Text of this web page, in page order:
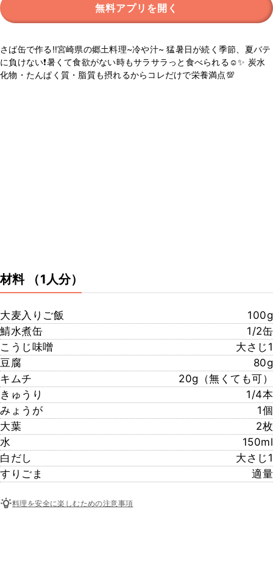
無料アプリを開く
さば缶で作る‼︎宮崎県の郷土料理~冷や汁~ 猛暑日が続く季節、夏バテ
に負けない❗️暑くて食欲がない時もサラサラっと食べられる☺️✨ 炭水
化物・たんぱく質・脂質も摂れるからコレだけで栄養満点💯
材料 （1人分）
大麦入りご飯
100g
鯖水煮缶
1/2缶
こうじ味噌
大さじ1
豆腐
80g
キムチ
20g（無くても可）
きゅうり
1/4本
みょうが
1個
大葉
2枚
水
150ml
白だし
大さじ1
すりごま
適量
料理を安全に楽しむための注意事項